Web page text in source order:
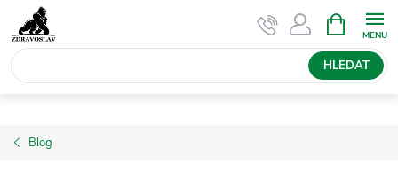
na
obsah
HLEDAT
NÁKUPNÍ
KOŠÍK
Blog